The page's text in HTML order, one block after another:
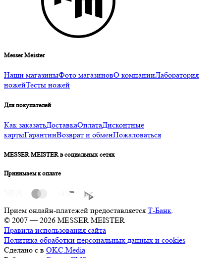
Messer Meister
Наши магазиныФото магазиновО компанииЛаборатория
ножейТесты ножей
Для покупателей
Как заказатьДоставкаОплатаДисконтные
картыГарантииВозврат и обменПожаловаться
MESSER MEISTER в социальных сетях
Принимаем к оплате
Прием онлайн-платежей предоставляется Т-Банк.
© 2007 — 2026 MESSER MEISTER
Правила использования сайта
Политика обработки персональных данных и cookies
Сделано с в OKC.Media